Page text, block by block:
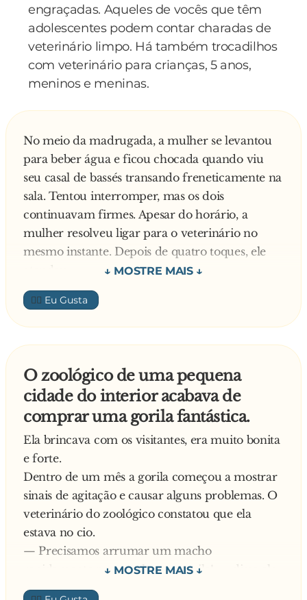
engraçadas. Aqueles de vocês que têm
adolescentes podem contar charadas de
veterinário limpo. Há também trocadilhos
com veterinário para crianças, 5 anos,
meninos e meninas.
No meio da madrugada, a mulher se levantou
para beber água e ficou chocada quando viu
seu casal de bassés transando freneticamente na
sala. Tentou interromper, mas os dois
continuavam firmes. Apesar do horário, a
mulher resolveu ligar para o veterinário no
mesmo instante. Depois de quatro toques, ele
— Doutor, meus dois cachorrinhos estão
transando feito loucos - disse a mulher,
desesperada. - O que é que eu faço para eles
pararem?
Coloque o aparelho de telefone bem perto dos
dois. Aí eu ligo para eles e pronto.
— E o senhor acha mesmo que isso vai dar
certo?
— Pelo menos aqui em casa , agora, funcionou.
👍🏼
O zoológico de uma pequena
cidade do interior acabava de
comprar uma gorila fantástica.
Ela brincava com os visitantes, era muito bonita
e forte.
Dentro de um mês a gorila começou a mostrar
sinais de agitação e causar alguns problemas. O
veterinário do zoológico constatou que ela
estava no cio.
— Precisamos arrumar um macho
rapidamente para acalmar a gorila! — disse ele
ao diretor do zoológico.